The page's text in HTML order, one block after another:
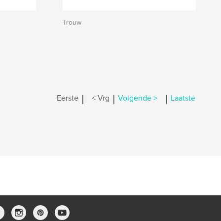
Trouw
Eerste | < Vrg | Volgende > | Laatste